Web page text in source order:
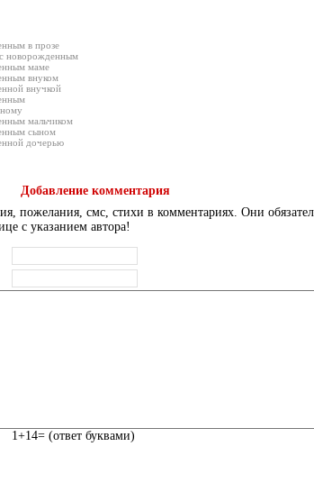
в прозе
новорожденным
маме
внуком
внучкой
мальчиком
сыном
дочерью
Добавление комментария
пожелания, смс, стихи в комментариях. Они
с указанием автора!
1+14= (ответ буквами)